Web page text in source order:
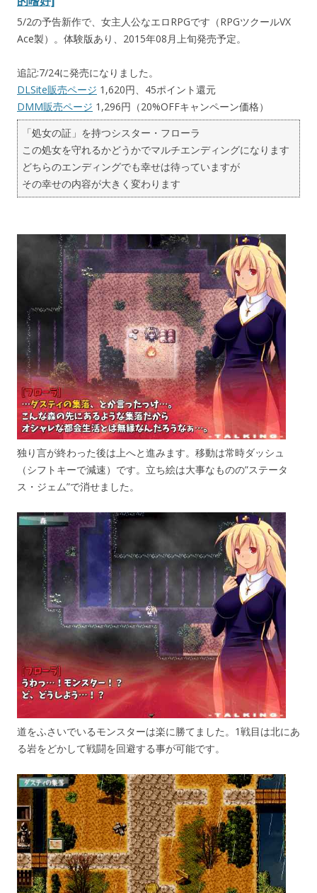
5/2の予告新作で、女主人公なエロRPGです（RPGツクールVX
Ace製）。体験版あり、2015年08月上旬発売予定。
追記:7/24に発売になりました。
DLSite販売ページ 1,620円、45ポイント還元
DMM販売ページ 1,296円（20%OFFキャンペーン価格）
「処女の証」を持つシスター・フローラ
この処女を守れるかどうかでマルチエンディングになります
どちらのエンディングでも幸せは待っていますが
その幸せの内容が大きく変わります
独り言が終わった後は上へと進みます。移動は常時ダッシュ
（シフトキーで減速）です。立ち絵は大事なものの”ステータ
ス・ジェム”で消せました。
道をふさいでいるモンスターは楽に勝てました。1戦目は北にあ
る岩をどかして戦闘を回避する事が可能です。